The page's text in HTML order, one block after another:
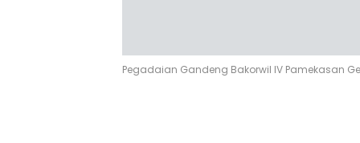
Pegadaian Gandeng Bakorwil IV Pamekasan